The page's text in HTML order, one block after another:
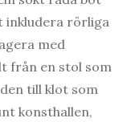
inkludera rörliga
med
från en stol som
till klot som
konsthallen,